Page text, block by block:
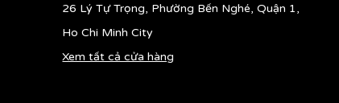
26 Lý Tự Trọng, Phường Bến Nghé, Quận 1,
Ho Chi Minh City
Xem tất cả cửa hàng